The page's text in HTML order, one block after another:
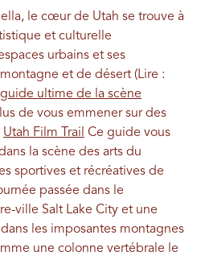
le cœur de Utah se trouve à
et culturelle
urbains et ses
et de désert (Lire :
ultime de la scène
de vous emmener sur des
Utah Film Trail Ce guide vous
la scène des arts du
sportives et récréatives de
passée dans le
ville Salt Lake City et une
les imposantes montagnes
une colonne vertébrale le